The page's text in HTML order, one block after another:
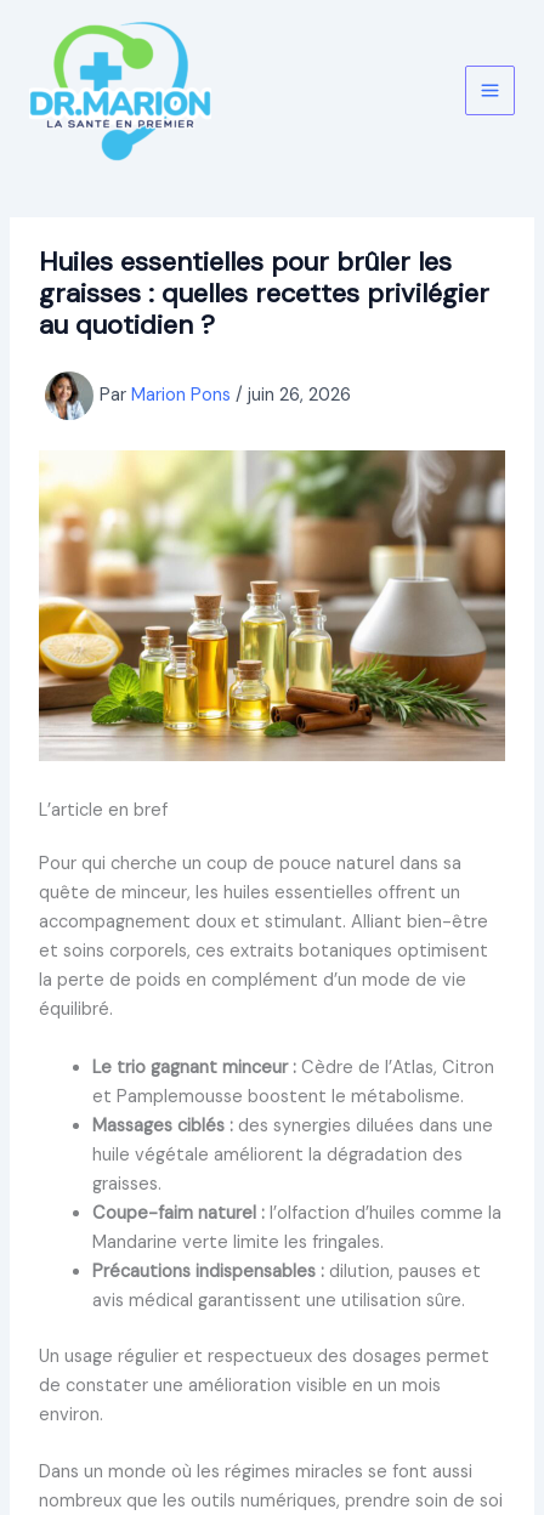
contenu
Huiles essentielles pour brûler les
graisses : quelles recettes privilégier
au quotidien ?
Par Marion Pons / juin 26, 2026
L’article en bref
Pour qui cherche un coup de pouce naturel dans sa
quête de minceur, les huiles essentielles offrent un
accompagnement doux et stimulant. Alliant bien-être
et soins corporels, ces extraits botaniques optimisent
la perte de poids en complément d’un mode de vie
équilibré.
Le trio gagnant minceur :Cèdre de l’Atlas, Citron
et Pamplemousse boostent le métabolisme.
Massages ciblés :des synergies diluées dans une
huile végétale améliorent la dégradation des
graisses.
Coupe-faim naturel :l’olfaction d’huiles comme la
Mandarine verte limite les fringales.
Précautions indispensables :dilution, pauses et
avis médical garantissent une utilisation sûre.
Un usage régulier et respectueux des dosages permet
de constater une amélioration visible en un mois
environ.
Dans un monde où les régimes miracles se font aussi
nombreux que les outils numériques, prendre soin de soi